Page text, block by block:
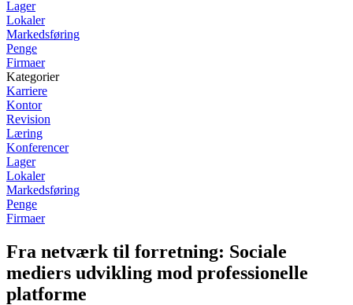
Lager
Lokaler
Markedsføring
Penge
Firmaer
Kategorier
Karriere
Kontor
Revision
Læring
Konferencer
Lager
Lokaler
Markedsføring
Penge
Firmaer
Fra netværk til forretning: Sociale
mediers udvikling mod professionelle
platforme